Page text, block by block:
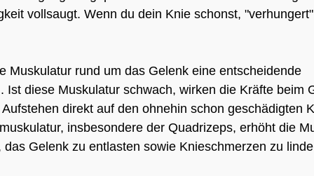
vollsaugt. Wenn du dein Knie schonst,
Muskulatur rund um das Gelenk eine entscheidende
Ist diese Muskulatur schwach, wirken die Kräfte beim
direkt auf den ohnehin schon geschädigten
insbesondere der Quadrizeps, erhöht die
Gelenk zu entlasten sowie Knieschmerzen zu